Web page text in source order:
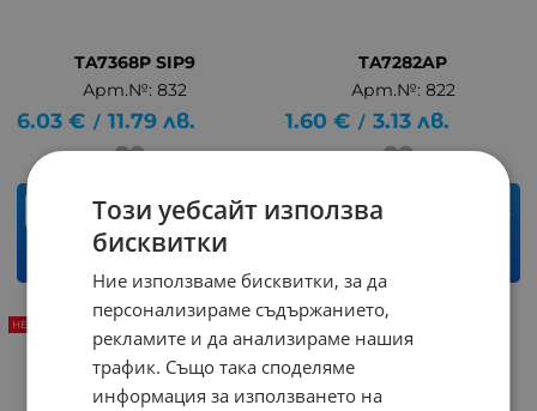
TA7368P SIP9
Арт.№: 832
6.03 € / 11.79 лв.
бр.
TA7282AP
Арт.№: 822
1.60 € / 3.13 лв.
бр.
НЕНАЛИЧЕН
Този уебсайт използва
бисквитки
Ние използваме бисквитки, за да
персонализираме съдържанието,
рекламите и да анализираме нашия
трафик. Също така споделяме
информация за използването на